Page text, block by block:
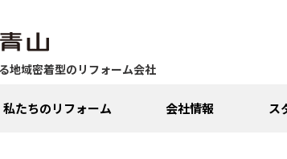
地域密着型のリフォーム会社
私たちのリフォーム 会社情報 ス